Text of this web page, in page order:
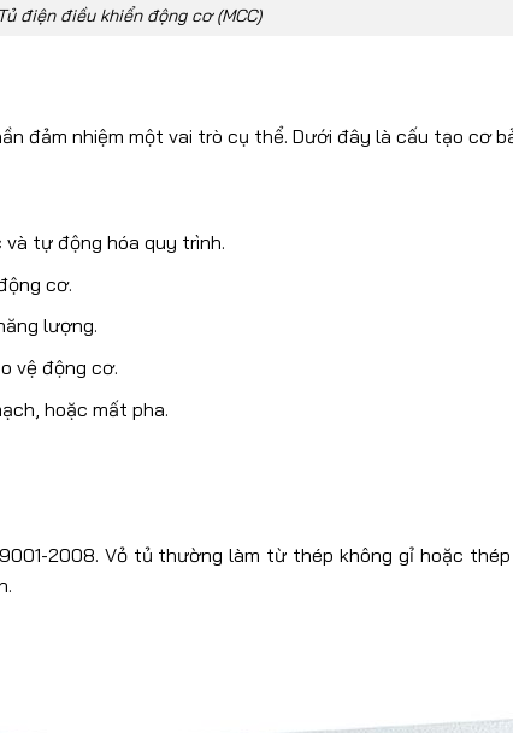
Tủ điện điều khiển động cơ (MCC)
đảm nhiệm một vai trò cụ thể. Dưới đây là cấu tạo cơ
và tự động hóa quy trình.
cơ.
lượng.
vệ động cơ.
hoặc mất pha.
2008. Vỏ tủ thường làm từ thép không gỉ hoặc